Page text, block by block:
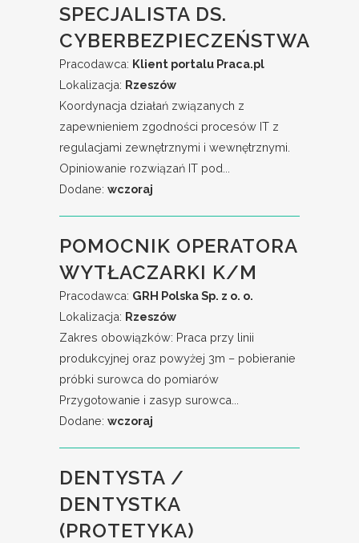
SPECJALISTA DS.
CYBERBEZPIECZEŃSTWA
Pracodawca: Klient portalu Praca.pl
Lokalizacja: Rzeszów
Koordynacja działań związanych z
zapewnieniem zgodności procesów IT z
regulacjami zewnętrznymi i wewnętrznymi.
Opiniowanie rozwiązań IT pod...
Dodane: wczoraj
POMOCNIK OPERATORA
WYTŁACZARKI K/M
Pracodawca: GRH Polska Sp. z o. o.
Lokalizacja: Rzeszów
Zakres obowiązków: Praca przy linii
produkcyjnej oraz powyżej 3m – pobieranie
próbki surowca do pomiarów
Przygotowanie i zasyp surowca...
Dodane: wczoraj
DENTYSTA /
DENTYSTKA
(PROTETYKA)